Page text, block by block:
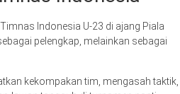
Indonesia U-23 di ajang Piala
pelengkap, melainkan sebagai
kekompakan tim, mengasah taktik,